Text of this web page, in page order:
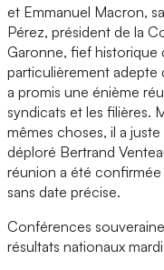
et Emmanuel Macron,
Pérez, président de la
Garonne, fief historique
particulièrement
a promis une énième
syndicats et les filières.
mêmes choses, il a
déploré Bertrand
réunion a été confirmée
sans date précise.
Conférences
résultats nationaux